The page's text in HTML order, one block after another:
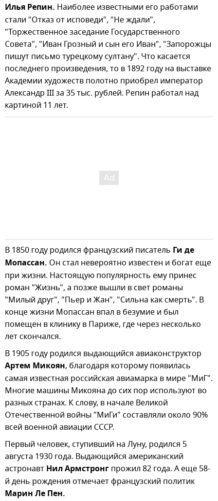
Илья Репин. Наиболее известными его работами
стали "Отказ от исповеди", "Не ждали",
"Торжественное заседание Государственного
Совета", "Иван Грозный и сын его Иван", "Запорожцы
пишут письмо турецкому султану". Что касается
последнего произведения, то в 1892 году на выставке
Академии художеств полотно приобрел император
Александр III за 35 тыс. рублей. Репин работал над
картиной 11 лет.
В 1850 году родился французский писатель Ги де
Мопассан. Он стал невероятно известен и богат еще
при жизни. Настоящую популярность ему принес
роман "Жизнь", а позже вышли в свет романы
"Милый друг", "Пьер и Жан", "Сильна как смерть". В
конце жизни Мопассан впал в безумие и был
помещен в клинику в Париже, где через несколько
лет скончался.
В 1905 году родился выдающийся авиаконструктор
Артем Микоян, благодаря которому появилась
самая известная российская авиамарка в мире "МиГ".
Многие машины Микояна до сих пор используют во
разных странах. К слову, в начале Великой
Отечественной войны "МиГи" составляли около 90%
всей военной авиации СССР.
Первый человек, ступивший на Луну, родился 5
августа 1930 года. Выдающийся американский
астронавт Нил Армстронг прожил 82 года. А еще 58-
й день рождения отмечает французский политик
Марин Ле Пен.